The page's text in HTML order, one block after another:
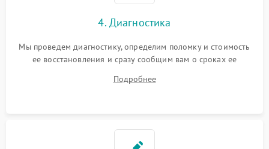
4. Диагностика
Мы проведем диагностику, определим поломку и стоимость
ее восстановления и сразу сообщим вам о сроках ее
Подробнее